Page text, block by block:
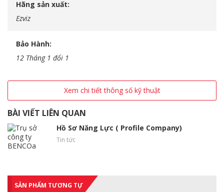
Hãng sản xuất
Ezviz
Bảo Hành
12 Tháng 1 đổi 1
Xem chi tiết thông số kỹ thuật
BÀI VIẾT LIÊN QUAN
Hồ Sơ Năng Lực ( Profile Company)
Tin tức
SẢN PHẨM TƯƠNG TỰ